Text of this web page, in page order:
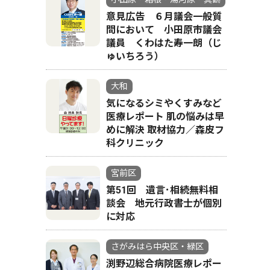
意見広告 ６月議会一般質
問において 小田原市議会
議員 くわはた寿一朗（じ
ゅいちろう）
大和
気になるシミやくすみなど
医療レポート 肌の悩みは早
めに解決 取材協力／森皮フ
科クリニック
宮前区
第51回 遺言･相続無料相
談会 地元行政書士が個別
に対応
さがみはら中央区・緑区
渕野辺総合病院医療レポー